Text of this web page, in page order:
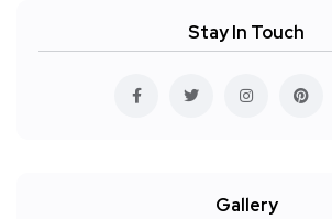
Stay In Touch
Gallery